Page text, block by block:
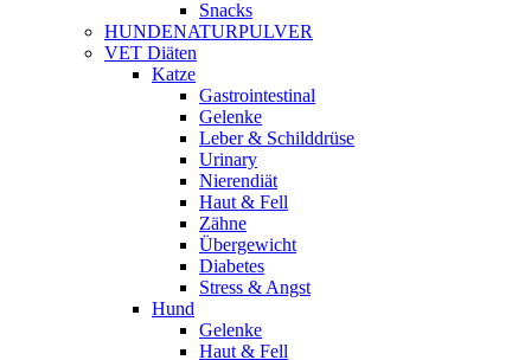
Snacks
HUNDENATURPULVER
VET Diäten
Katze
Gastrointestinal
Gelenke
Leber & Schilddrüse
Urinary
Nierendiät
Haut & Fell
Zähne
Übergewicht
Diabetes
Stress & Angst
Hund
Gelenke
Haut & Fell